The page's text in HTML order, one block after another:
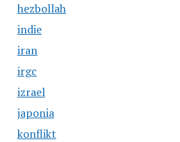
hezbollah
indie
iran
irgc
izrael
japonia
konflikt